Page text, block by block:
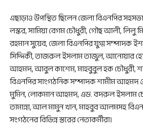
এছাড়াও উপস্থিত ছিলেন জেলা বিএনপির
লস্কর, সামিয়া বেগম চৌধুরী, গৌছ আলী, লিলু
রহমান সুয়েব, জেলা বিএনপির যুগ্ম সম্পাদক
সিদ্দিকী, তাজরুল ইসলাম তাজুল, আনোয়ার
আহমদ, আবুল কাশেম, মাহবুবুল হক চৌধুরী,
বিএনপির সাংগঠনিক সম্পাদক শামীম
মুমিন, লোকমান আহমদ, এড. বদরুল ইসলাম
তামান্না, আল মামুন খান, মাহবুব আলমসহ
সংগঠনের বিভিন্ন স্তরের নেতাকর্মীরা।